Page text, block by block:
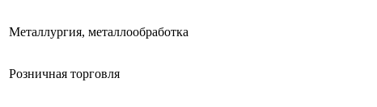
Металлургия, металлообработка
Розничная торговля